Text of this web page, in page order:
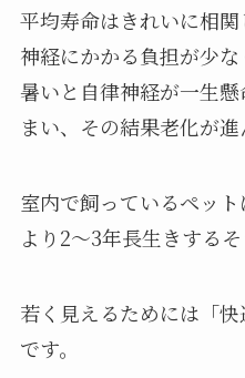
平均寿命はきれいに相
神経にかかる負担が少
暑いと自律神経が一生
まい、その結果老化が進
室内で飼っているペッ
より2〜3年長生きするそ
若く見えるためには「
です。